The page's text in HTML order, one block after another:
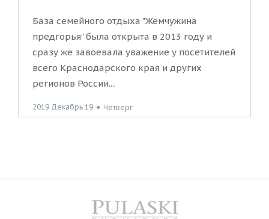
База семейного отдыха "Жемчужина
предгорья" была открыта в 2013 году и
сразу же завоевала уважение у посетителей
всего Краснодарского края и других
регионов России....
2019 Декабрь 19 ● Четверг